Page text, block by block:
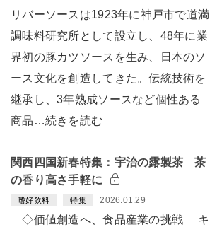
リバーソースは1923年に神戸市で道満
調味料研究所として設立し、48年に業
界初の豚カツソースを生み、日本のソ
ース文化を創造してきた。伝統技術を
継承し、3年熟成ソースなど個性ある
商品…続きを読む
関西四国新春特集：宇治の露製茶 茶
の香り高さ手軽に
嗜好飲料 特集 2026.01.29
◇価値創造へ、食品産業の挑戦 キ